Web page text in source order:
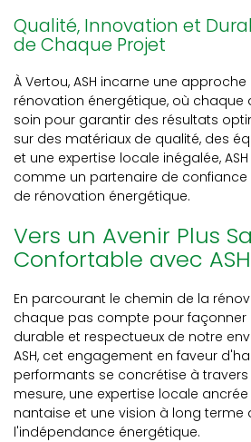
Qualité, Innovation et
de Chaque Projet
À Vertou, ASH incarne une
rénovation énergétique, où chaque
soin pour garantir des résultats
sur des matériaux de qualité, des
et une expertise locale inégalée,
comme un partenaire de
de rénovation énergétique.
Vers un Avenir Plus
Confortable avec
En parcourant le chemin de la
chaque pas compte pour façonner
durable et respectueux de notre
ASH, cet engagement en faveur
performants se concrétise à
mesure, une expertise locale
nantaise et une vision à long terme
l'indépendance énergétique.